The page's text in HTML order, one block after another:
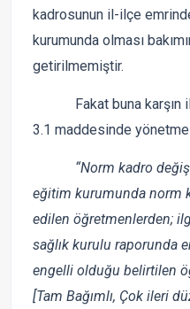
kadrosunun il-ilçe
kurumunda olması
getirilmemiştir.
Fakat buna karşın
3.1 maddesinde
“Norm kadro
eğitim kurumunda norm
edilen öğretmenlerden;
sağlık kurulu raporunda
engelli olduğu belirtilen
[Tam Bağımlı, Çok ileri